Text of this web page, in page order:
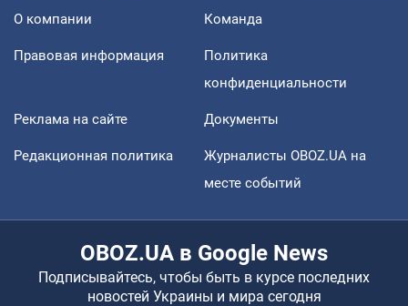
О компании Команда
Правовая информация
Политика
конфиденциальности
Реклама на сайте Документы
Редакционная политика
Журналисты OBOZ.UA на
месте событий
OBOZ.UA в Google News
Подписывайтесь, чтобы быть в курсе последних
новостей Украины и мира сегодня